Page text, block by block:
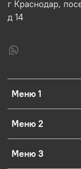
Меню 1
Меню 2
Меню 3
г Краснодар,
д 14